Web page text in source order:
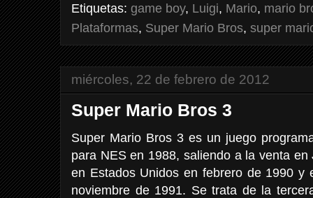
Etiquetas: game boy, Luigi, Mario, mario
Plataformas, Super Mario Bros, super
miércoles, 22 de febrero de 2012
Super Mario Bros 3
Super Mario Bros 3 es un juego
para NES en 1988, saliendo a la venta
en Estados Unidos en febrero de 1990 y
noviembre de 1991. Se trata de la